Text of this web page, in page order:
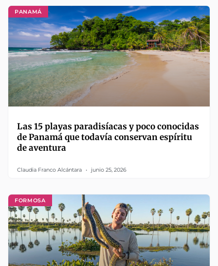
PANAMÁ
Las 15 playas paradisíacas y poco conocidas
de Panamá que todavía conservan espíritu
de aventura
Claudia Franco Alcántara junio 25, 2026
FORMOSA